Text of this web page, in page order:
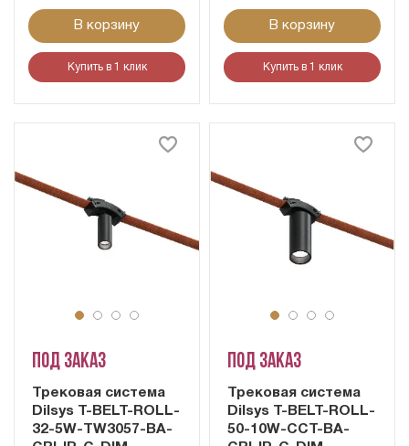
В корзину
Купить в 1 клик
В корзину
Купить в 1 клик
Под заказ
Трековая система
Dilsys T-BELT-ROLL-
32-5W-TW3057-BA-
Под заказ
Трековая система
Dilsys T-BELT-ROLL-
50-10W-CCT-BA-